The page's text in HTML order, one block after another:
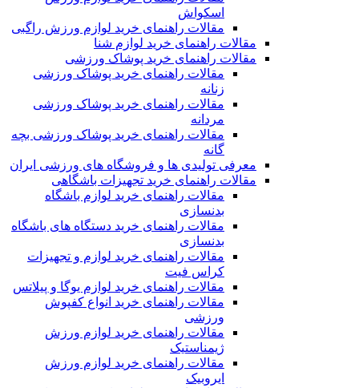
اسکواش
مقالات راهنمای خرید لوازم ورزش راگبی
مقالات راهنمای خرید لوازم شنا
مقالات راهنمای خرید پوشاک ورزشی
مقالات راهنمای خرید پوشاک ورزشی
زنانه
مقالات راهنمای خرید پوشاک ورزشی
مردانه
مقالات راهنمای خرید پوشاک ورزشی بچه
گانه
معرفی تولیدی ها و فروشگاه های ورزشی ایران
مقالات راهنمای خرید تجهیزات باشگاهی
مقالات راهنمای خرید لوازم باشگاه
بدنسازی
مقالات راهنمای خرید دستگاه های باشگاه
بدنسازی
مقالات راهنمای خرید لوازم و تجهیزات
کراس فیت
مقالات راهنمای خرید لوازم یوگا و پیلاتس
مقالات راهنمای خرید انواع کفپوش
ورزشی
مقالات راهنمای خرید لوازم ورزش
ژیمناستیک
مقالات راهنمای خرید لوازم ورزش
ایروبیک